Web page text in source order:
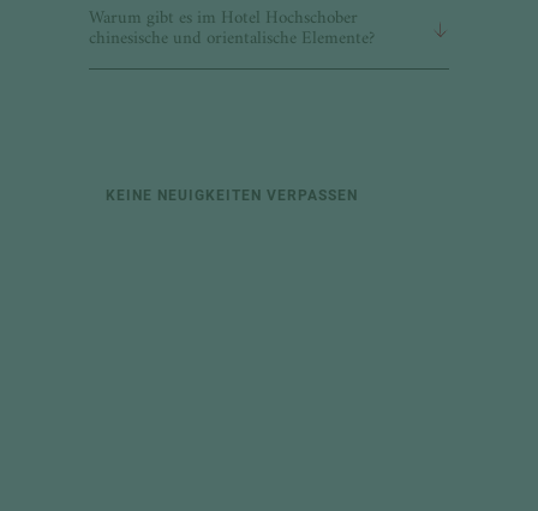
Warum gibt es im Hotel Hochschober
chinesische und orientalische Elemente?
KEINE NEUIGKEITEN VERPASSEN